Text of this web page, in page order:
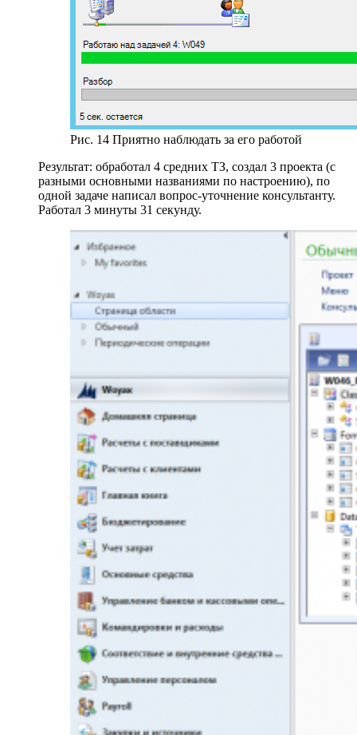
Рис. 14 Приятно наблюдать за его работой
Результат: обработал 4 средних ТЗ, создал 3 проекта (с
разными основными названиями по настроению), по
одной задаче написал вопрос-уточнение консультанту.
Работал 3 минуты 31 секунду.